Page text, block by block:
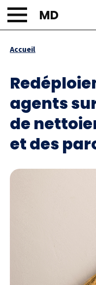
Aller
au
contenu
MD
Fil
d'Ariane
Accueil
agents
de
et des